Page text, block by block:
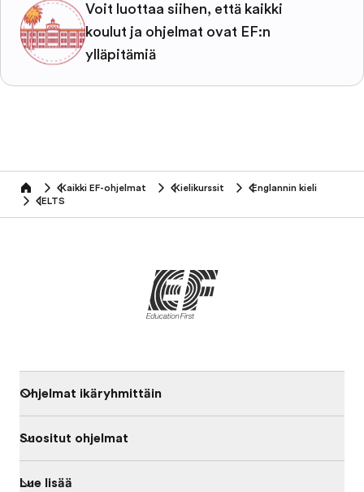
Voit luottaa siihen, että kaikki
koulut ja ohjelmat ovat EF:n
ylläpitämiä
home Kaikki EF-ohjelmat Kielikurssit
Englannin kieli
IELTS
Ohjelmat ikäryhmittäin
Suositut ohjelmat
Lue lisää